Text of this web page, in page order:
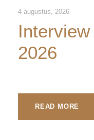
4 augustus, 2026
2026
READ MORE